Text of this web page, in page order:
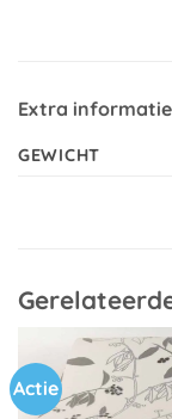
Extra informatie
GEWICHT
Actie